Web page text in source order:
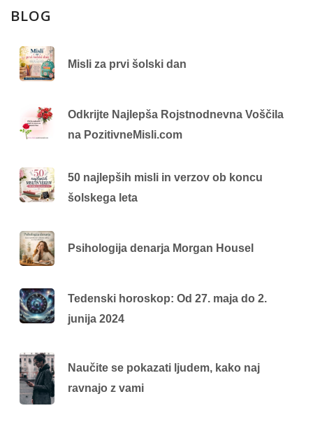
BLOG
Misli za prvi šolski dan
Odkrijte Najlepša Rojstnodnevna Voščila
na PozitivneMisli.com
50 najlepših misli in verzov ob koncu
šolskega leta
Psihologija denarja Morgan Housel
Tedenski horoskop: Od 27. maja do 2.
junija 2024
Naučite se pokazati ljudem, kako naj
ravnajo z vami